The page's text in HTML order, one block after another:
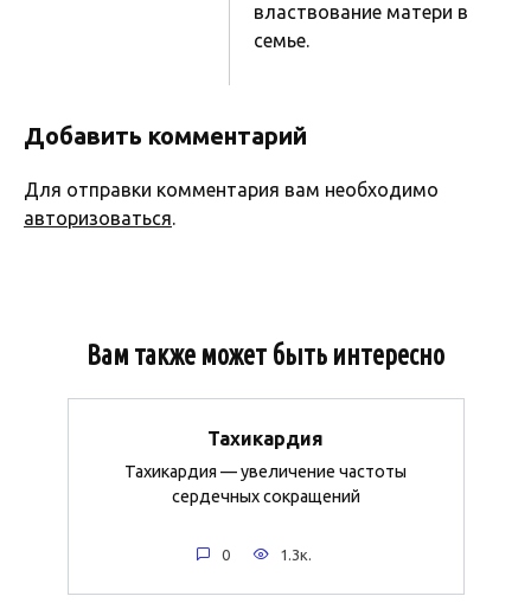
властвование матери в
семье.
Добавить комментарий
Для отправки комментария вам необходимо
авторизоваться.
Вам также может быть интересно
Тахикардия
Тахикардия — увеличение частоты
сердечных сокращений
0 1.3к.